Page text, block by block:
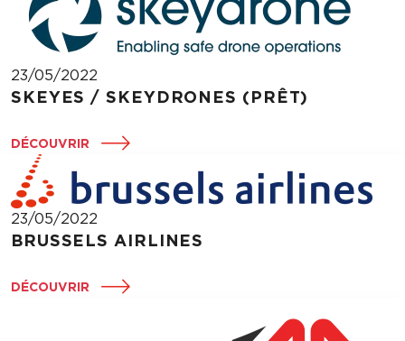
23/05/2022
SKEYES / SKEYDRONES (PRÊT)
DÉCOUVRIR
23/05/2022
BRUSSELS AIRLINES
DÉCOUVRIR